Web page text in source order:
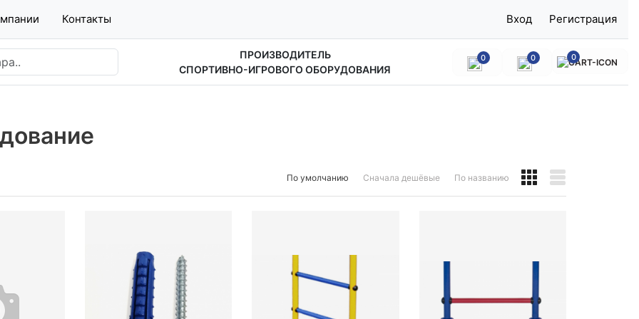
Контакты Вход Регистрация
ПРОИЗВОДИТЕЛЬ
СПОРТИВНО-ИГРОВОГО ОБОРУДОВАНИЯ
0 0 0
По умолчанию Сначала дешёвые По названию